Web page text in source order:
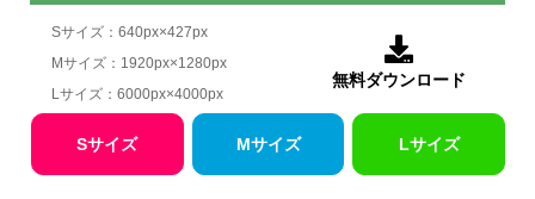
Sサイズ：640px×427px
Mサイズ：1920px×1280px
Lサイズ：6000px×4000px

無料ダウンロード
Sサイズ Mサイズ Lサイズ